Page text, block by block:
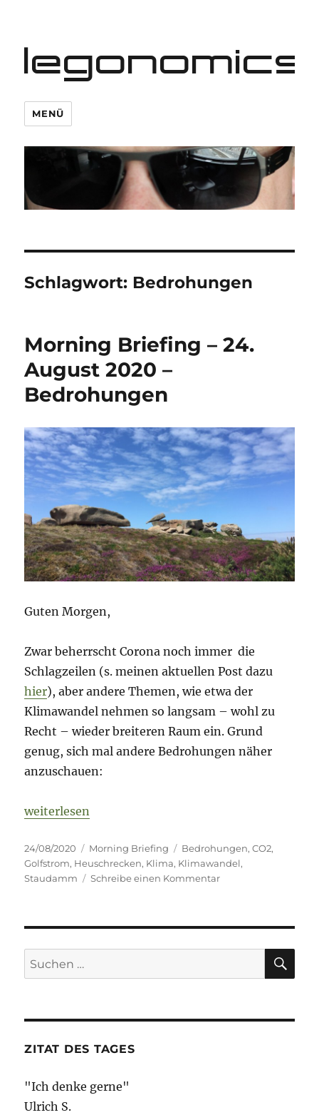
legonomics
MENÜ
Schlagwort: Bedrohungen
Morning Briefing – 24.
August 2020 –
Bedrohungen
Guten Morgen,
Zwar beherrscht Corona noch immer die
Schlagzeilen (s. meinen aktuellen Post dazu
hier), aber andere Themen, wie etwa der
Klimawandel nehmen so langsam – wohl zu
Recht – wieder breiteren Raum ein. Grund
genug, sich mal andere Bedrohungen näher
anzuschauen:
„Morning Briefing – 24. August 2020 –
weiterlesen
Veröffentlicht
am
24/08/2020 Kategorien
Morning Briefing Schlagwörter
Bedrohungen,CO2,
Golfstrom, Heuschrecken, Klima, Klimawandel,
Staudamm
Schreibe einen Kommentarzu
August
–
Suche
nach:
ZITAT DES TAGES
"Ich denke gerne"
Ulrich S.